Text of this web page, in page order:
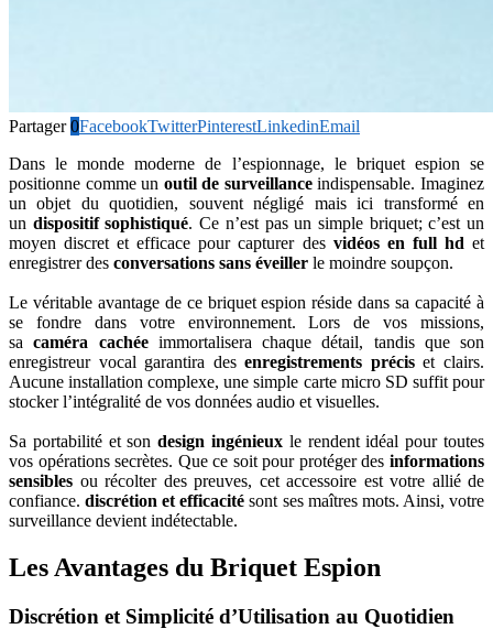
Partager 0FacebookTwitterPinterestLinkedinEmail
Dans le monde moderne de l’espionnage, le briquet espion se
positionne comme un outil de surveillanceindispensable. Imaginez
un objet du quotidien, souvent négligé mais ici transformé en
un dispositif sophistiqué. Ce n’est pas un simple briquet; c’est un
moyen discret et efficace pour capturer des vidéos en full hd et
enregistrer des conversations sans éveiller le moindre soupçon.
Le véritable avantage de ce briquet espion réside dans sa capacité à
se fondre dans votre environnement. Lors de vos missions,
sacaméra cachéeimmortalisera chaque détail, tandis que son
enregistreur vocal garantira desenregistrements préciset clairs.
Aucune installation complexe, une simple carte micro SD suffit pour
stocker l’intégralité de vos données audio et visuelles.
Sa portabilité et sondesign ingénieux le rendent idéal pour toutes
vos opérations secrètes. Que ce soit pour protéger des informations
sensibles ou récolter des preuves, cet accessoire est votre allié de
confiance.discrétion et efficacité sont ses maîtres mots. Ainsi, votre
surveillance devient indétectable.
Les Avantages du Briquet Espion
Discrétion et Simplicité d’Utilisation au Quotidien